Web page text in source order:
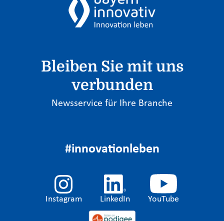
Bleiben Sie mit uns
verbunden
Newsservice für Ihre Branche
#innovationleben
Instagram LinkedIn YouTube